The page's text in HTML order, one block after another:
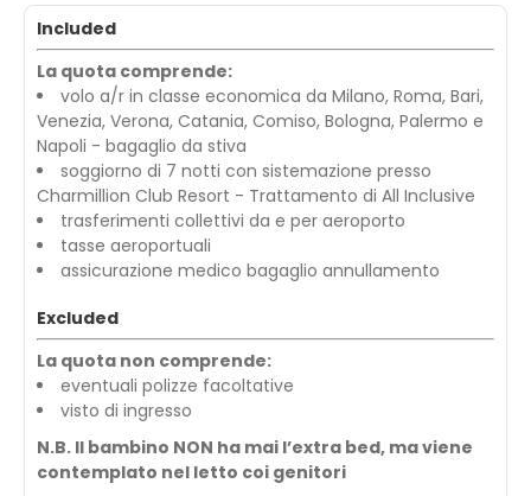
Included
La quota comprende:
volo a/r in classe economica da Milano, Roma, Bari,
Venezia, Verona, Catania, Comiso, Bologna, Palermo e
Napoli - bagaglio da stiva
soggiorno di 7 notti con sistemazione presso
Charmillion Club Resort - Trattamento di All Inclusive
trasferimenti collettivi da e per aeroporto
tasse aeroportuali
assicurazione medico bagaglio annullamento
Excluded
La quota non comprende:
eventuali polizze facoltative
visto di ingresso
N.B. Il bambino NON ha mai l’extra bed, ma viene
contemplato nel letto coi genitori